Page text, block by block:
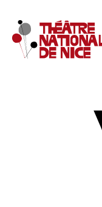
La Troupe et les